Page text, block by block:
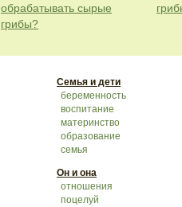
обрабатывать сырые
грибы?
Семья и дети
беременность
воспитание
материнство
образование
семья
Он и она
отношения
поцелуй